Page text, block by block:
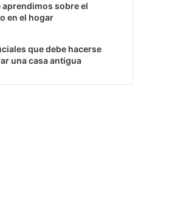
aprendimos sobre el
en el hogar
que debe hacerse
una casa antigua